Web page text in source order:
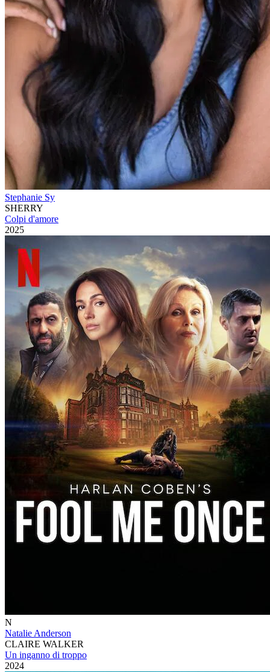
Stephanie Sy
SHERRY
Colpi d'amore
2025
N
Natalie Anderson
CLAIRE WALKER
Un inganno di troppo
2024